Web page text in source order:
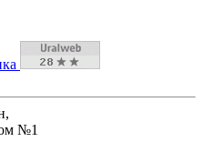
№1